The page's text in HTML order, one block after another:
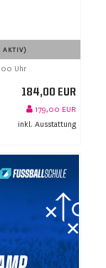
AKTIV)
Uhr
184,00 EUR
179,00 EUR
inkl. Ausstattung